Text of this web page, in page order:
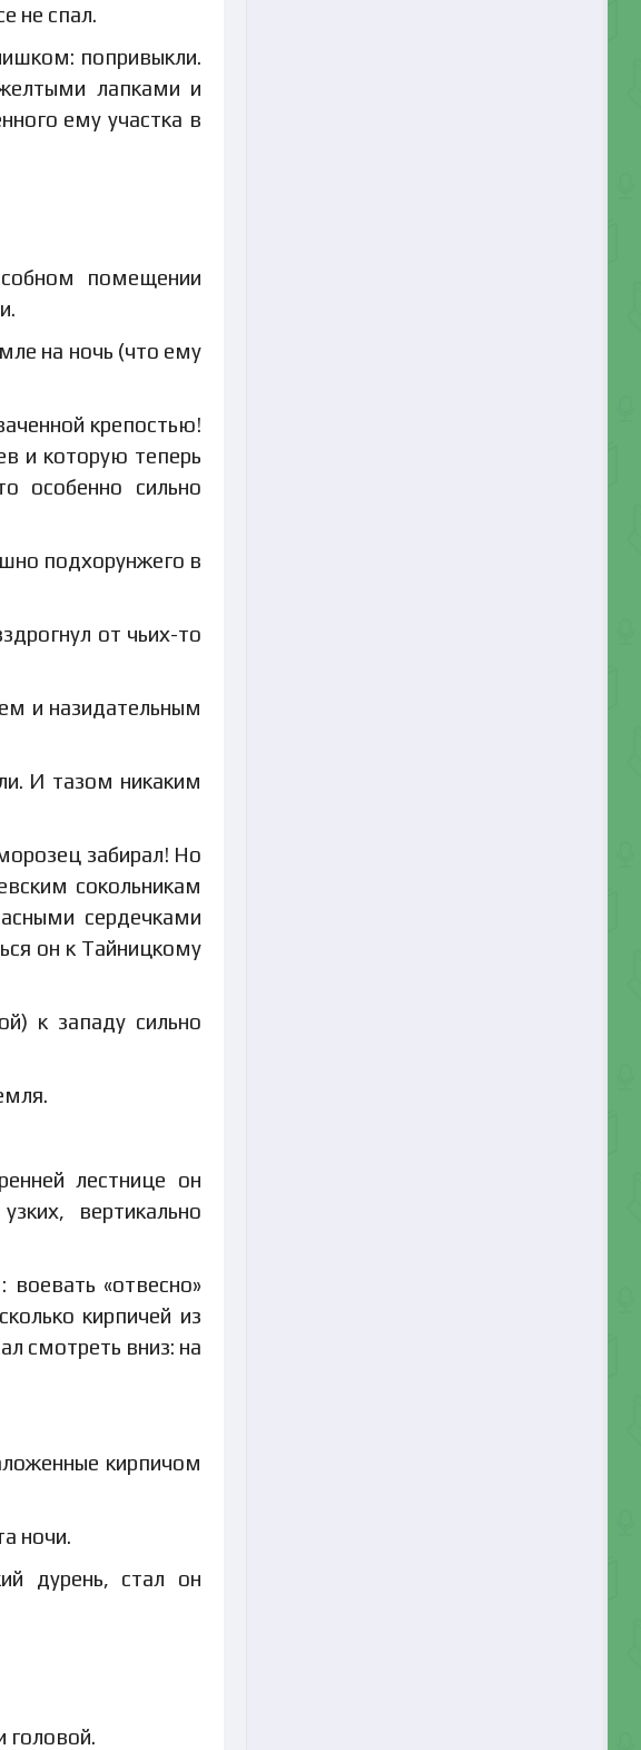
не спал.
попривыкли.
лапками и
ему участка в
помещении
на ночь (что ему
крепостью!
и которую теперь
особенно сильно
подхорунжего в
от чьих-то
и назидательным
И тазом никаким
забирал! Но
сокольникам
сердечками
он к Тайницкому
к западу сильно
лестнице он
вертикально
«отвесно»
кирпичей из
смотреть вниз: на
кирпичом
ночи.
дурень, стал он
головой.